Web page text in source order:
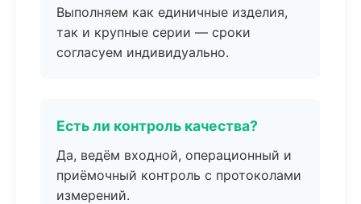
Выполняем как единичные изделия,
так и крупные серии — сроки
согласуем индивидуально.
Есть ли контроль качества?
Да, ведём входной, операционный и
приёмочный контроль с протоколами
измерений.